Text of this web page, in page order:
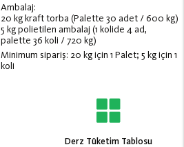
Ambalaj:
20 kg kraft torba (Palette 30 adet / 600 kg)
5 kg polietilen ambalaj (1 kolide 4 ad,
palette 36 koli / 720 kg)
Minimum sipariş: 20 kg için 1 Palet; 5 kg için 1
koli
Derz Tüketim Tablosu